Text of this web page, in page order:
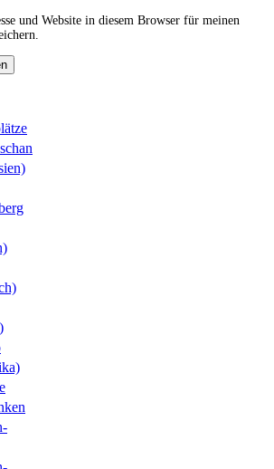
und Website in diesem Browser für meinen